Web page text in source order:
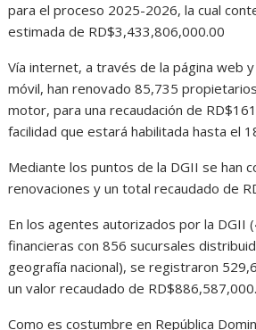
para el proceso 2025-2026, la cual
estimada de RD$3,433,806,000.00
Vía internet, a través de la página web y
móvil, han renovado 85,735
motor, para una recaudación de
facilidad que estará habilitada hasta el
Mediante los puntos de la DGII se han
renovaciones y un total recaudado de
En los agentes autorizados por la DGII
financieras con 856 sucursales
geografía nacional), se registraron
un valor recaudado de RD$886,587,000.
Como es costumbre en República